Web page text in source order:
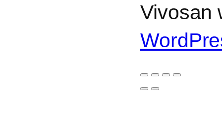
Vivosan